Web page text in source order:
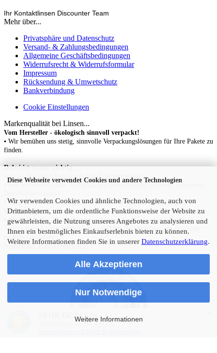
Diese Webseite verwendet Cookies und andere Technologien
Wir verwenden Cookies und ähnliche Technologien, auch von
Drittanbietern, um die ordentliche Funktionsweise der Website zu
gewährleisten, die Nutzung unseres Angebotes zu analysieren und
Ihnen ein bestmögliches Einkaufserlebnis bieten zu können.
Weitere Informationen finden Sie in unserer Datenschutzerklärung.
Alle Akzeptieren
Nur Notwendige
Weitere Informationen
Ihr Kontaktlinsen Discounter Team
Mehr über...
Privatsphäre und Datenschutz
Versand- & Zahlungsbedingungen
Allgemeine Geschäftsbedingungen
Widerrufsrecht & Widerrufsformular
Impressum
Rücksendung & Umwetschutz
Bankverbindung
Cookie Einstellungen
Markenqualität bei Linsen...
Vom Hersteller - ökologisch sinnvoll verpackt!
▪ Wir bemühen uns stetig, sinnvolle Verpackungslösungen für Ihre Pakete zu
finden.
Dabei ist es uns wichtig...
Ressourcen zu schonen und Abfall zu vermeiden!
Wir verwenden daher Verpackungen mehrfach und sammeln in unserem
Neue Kartonverpackungen werden nach Möglichkeit aus recyceltem
Karton hergestellt.
Mit den Arofol-Versandtaschen können wir das Volumen unserer
Transportsendungen vermindern und Ihnen Ihre Produkte gut geschützt
Schweizer Preisvergleich...
SEHR GUT (4.76 / 5)